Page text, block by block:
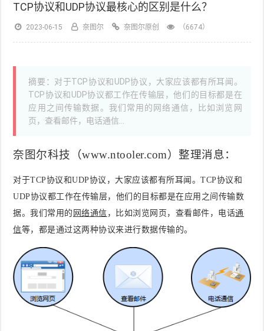
TCP协议和UDP协议最核心的区别是什么？
2023-06-15 奈图尔 奈图尔原创 （6674）
摘要：对于TCP协议和UDP协议，大家应该都有所耳闻。
TCP协议和UDP协议都工作在传输层，他们的目标都是在
应用之间传输数据。我们常用的网络通信，比如浏览网
页，查看邮件，电话通信...
奈图尔科技 （www.ntooler.com）整理消息 ：
对于TCP协议和UDP协议，大家应该都有所耳闻。TCP协议和
UDP协议都工作在传输层，他们的目标都是在应用之间传输数
据。我们常用的 网络通信 ，比如浏览网页，查看邮件，电话通
信等，都是通过这两种协议来进行数据传输的。